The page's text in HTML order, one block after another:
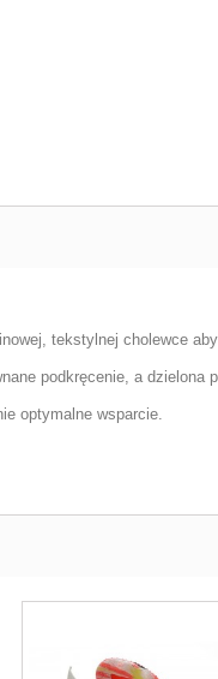
tekstylnej cholewce
podkręcenie, a dzielona
optymalne wsparcie.